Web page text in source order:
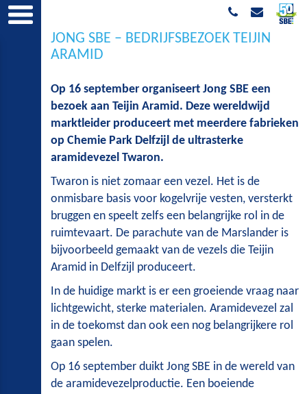
JONG SBE – BEDRIJFSBEZOEK TEIJIN
ARAMID
Op 16 september organiseert Jong SBE een
bezoek aan Teijin Aramid. Deze wereldwijd
marktleider produceert met meerdere fabrieken
op Chemie Park Delfzijl de ultrasterke
aramidevezel Twaron.
Twaron is niet zomaar een vezel. Het is de
onmisbare basis voor kogelvrije vesten, versterkt
bruggen en speelt zelfs een belangrijke rol in de
ruimtevaart. De parachute van de Marslander is
bijvoorbeeld gemaakt van de vezels die Teijin
Aramid in Delfzijl produceert.
In de huidige markt is er een groeiende vraag naar
lichtgewicht, sterke materialen. Aramidevezel zal
in de toekomst dan ook een nog belangrijkere rol
gaan spelen.
Op 16 september duikt Jong SBE in de wereld van
de aramidevezelproductie. Een boeiende